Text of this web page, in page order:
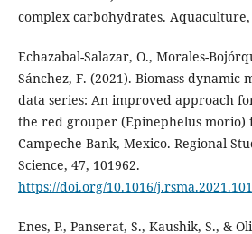
complex carbohydrates. Aquaculture,
Echazabal-Salazar, O., Morales-
Sánchez, F. (2021). Biomass dynamic
data series: An improved approach
the red grouper (Epinephelus morio)
Campeche Bank, Mexico. Regional
Science, 47, 101962.
https://doi.org/10.1016/
Enes, P., Panserat, S., Kaushik, S., &